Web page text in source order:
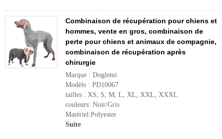
Combinaison de récupération pour chiens et
hommes, vente en gros, combinaison de
perte pour chiens et animaux de compagnie,
combinaison de récupération après
chirurgie
Marque : Doglemi
Modèle : PD10067
tailles : XS, S, M, L, XL, XXL, XXXL
couleurs: Noir/Gris
Matériel:Polyester
Suite